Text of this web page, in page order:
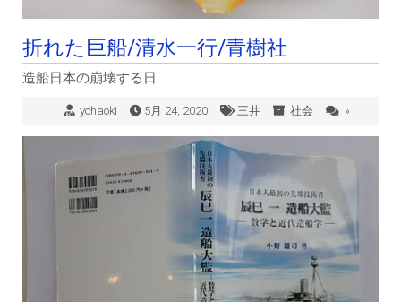
折れた巨船/清水一行/青樹社
造船日本の崩壊する日
yohaoki 5月 24, 2020 三井 社会 »